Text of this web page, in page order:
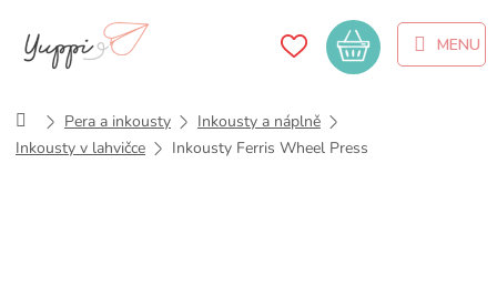
obsah
Nákupní
košík
DomůPera a inkousty
Inkousty a náplně
Inkousty v lahvičce
Inkousty Ferris Wheel Press